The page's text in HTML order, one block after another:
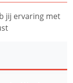
jij ervaring met